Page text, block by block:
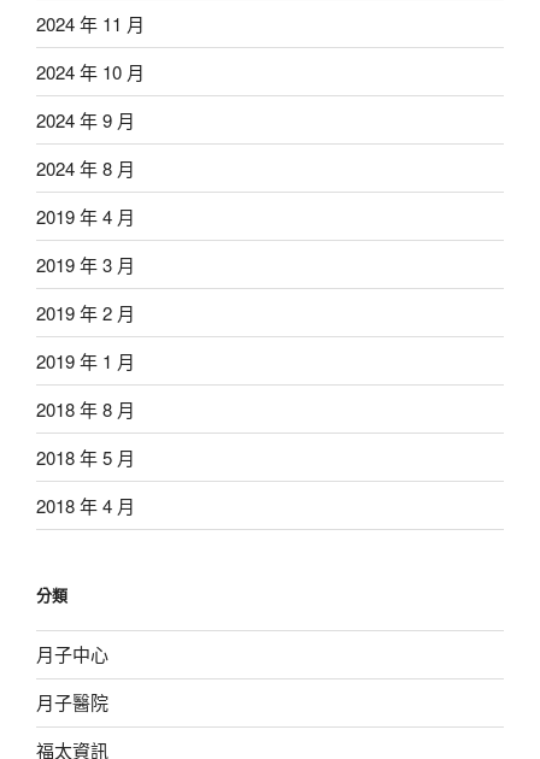
2024 年 11 月
2024 年 10 月
2024 年 9 月
2024 年 8 月
2019 年 4 月
2019 年 3 月
2019 年 2 月
2019 年 1 月
2018 年 8 月
2018 年 5 月
2018 年 4 月
分類
月子中心
月子醫院
福太資訊